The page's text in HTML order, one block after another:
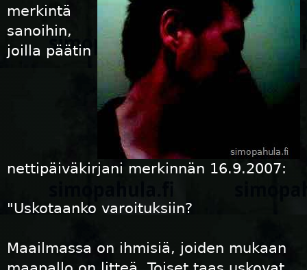
merkintä
sanoihin,
joilla päätin
nettipäiväkirjani merkinnän 16.9.2007:
"Uskotaanko varoituksiin?
Maailmassa on ihmisiä, joiden mukaan